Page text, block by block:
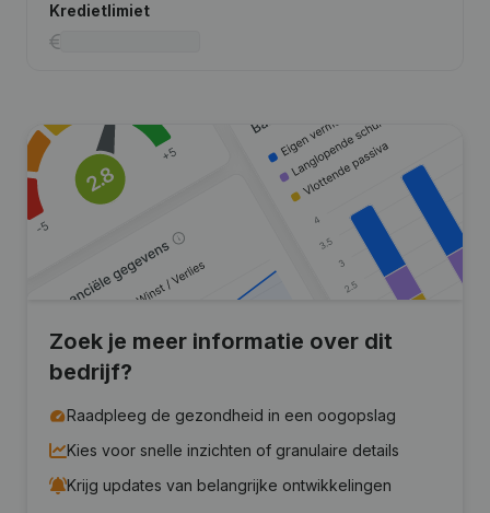
Kredietlimiet
Zoek je meer informatie over dit
bedrijf?
Raadpleeg de gezondheid in een oogopslag
Kies voor snelle inzichten of granulaire details
Krijg updates van belangrijke ontwikkelingen